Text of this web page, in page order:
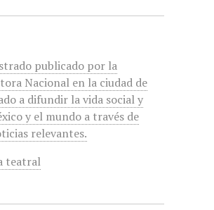
publicado por la
Nacional en la ciudad de
a difundir la vida social y
y el mundo a través de
relevantes.
teatral